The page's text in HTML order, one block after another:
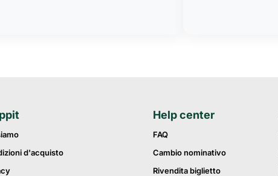
d'acquisto
Help center
FAQ
Cambio nominativo
Rivendita biglietto